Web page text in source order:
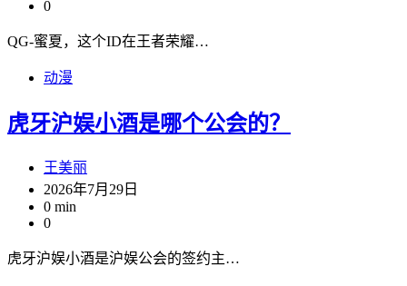
0
QG-蜜夏，这个ID在王者荣耀…
动漫
虎牙沪娱小酒是哪个公会的？
王美丽
2026年7月29日
0 min
0
虎牙沪娱小酒是沪娱公会的签约主…